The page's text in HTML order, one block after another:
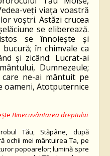
veți viața voastră
voștri. Astăzi crucea
se eliberează.
se înnoiește și
în chimvale ca
și zicând: Lucrat-ai
Dumnezeule;
ne-ai mântuit pe
oameni, Atotputernice
Binecuvântarea dreptului
Tău, Stăpâne, după
ochii mei mântuirea Ta, pe
popoarelor; lumină spre